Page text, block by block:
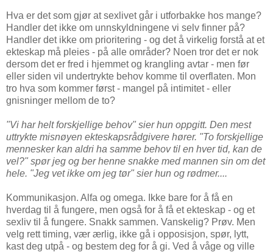
Hva er det som gjør at sexlivet går i utforbakke hos mange?
Handler det ikke om unnskyldningene vi selv finner på?
Handler det ikke om prioritering - og det å virkelig forstå at et
ekteskap må pleies - på alle områder? Noen tror det er nok
dersom det er fred i hjemmet og krangling avtar - men før
eller siden vil undertrykte behov komme til overflaten. Mon
tro hva som kommer først - mangel på intimitet - eller
gnisninger mellom de to?
"Vi har helt forskjellige behov" sier hun oppgitt. Den mest
uttrykte misnøyen ekteskapsrådgivere hører. "To forskjellige
mennesker kan aldri ha samme behov til en hver tid, kan de
vel?" spør jeg og ber henne snakke med mannen sin om det
hele. "Jeg vet ikke om jeg tør" sier hun og rødmer....
Kommunikasjon. Alfa og omega. Ikke bare for å få en
hverdag til å fungere, men også for å få et ekteskap - og et
sexliv til å fungere. Snakk sammen. Vanskelig? Prøv. Men
velg rett timing, vær ærlig, ikke gå i opposisjon, spør, lytt,
kast deg utpå - og bestem deg for å gi. Ved å våge og ville